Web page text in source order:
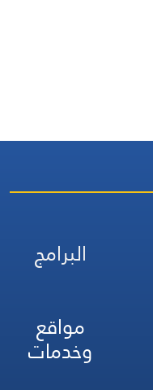
البرامج
مواقع
وخدمات